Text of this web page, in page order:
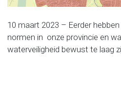
10 maart 2023 – Eerder
normen in onze provincie en
waterveiligheid bewust te laag